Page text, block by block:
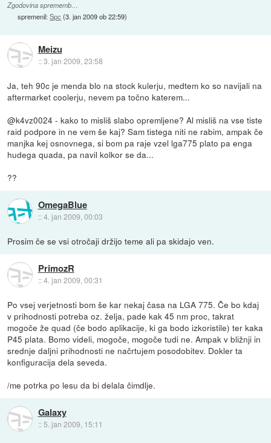
Zgodovina sprememb…
spremenil:Spc (3. jan 2009 ob 22:59)
Meizu
::3. jan 2009, 23:58
Ja, teh 90c je menda blo na stock kulerju, medtem ko so navijali na
aftermarket coolerju, nevem pa točno katerem...
@k4vz0024 - kako to misliš slabo opremljene? Al misliš na vse tiste
raid podpore in ne vem še kaj? Sam tistega niti ne rabim, ampak če
manjka kej osnovnega, si bom pa raje vzel lga775 plato pa enga
hudega quada, pa navil kolkor se da...
??
OmegaBlue
::4. jan 2009, 00:03
Prosim če se vsi otročaji držijo teme ali pa skidajo ven.
PrimozR
::4. jan 2009, 00:31
Po vsej verjetnosti bom še kar nekaj časa na LGA 775. Če bo kdaj
v prihodnosti potreba oz. želja, pade kak 45 nm proc, takrat
mogoče že quad (če bodo aplikacije, ki ga bodo izkoristile) ter kaka
P45 plata. Bomo videli, mogoče, mogoče tudi ne. Ampak v bližnji in
srednje daljni prihodnosti ne načrtujem posodobitev. Dokler ta
konfiguracija dela seveda.
/me potrka po lesu da bi delala čimdlje.
Galaxy
:: 5. jan 2009, 15:11